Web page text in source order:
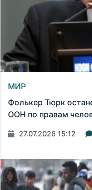
МИР
Фолькер Тюрк
ООН по правам
27.07.2026 15:12